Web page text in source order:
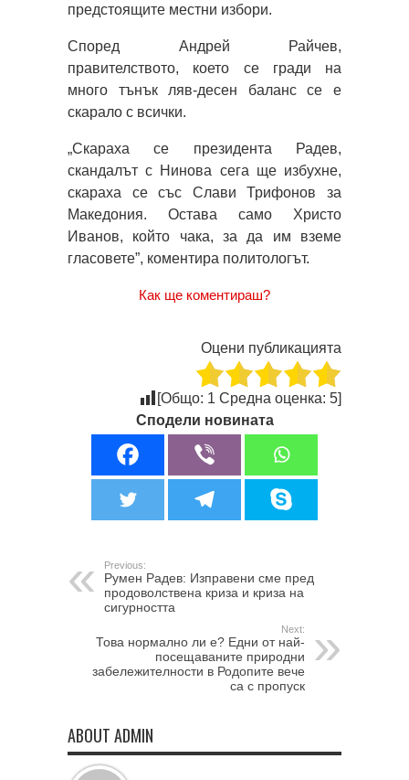
предстоящите местни избори.
Според Андрей Райчев,
правителството, което се гради на
много тънък ляв-десен баланс се е
скарало с всички.
„Скараха се президента Радев,
скандалът с Нинова сега ще избухне,
скараха се със Слави Трифонов за
Македония. Остава само Христо
Иванов, който чака, за да им вземе
гласовете”, коментира политологът.
Как ще коментираш?
Оцени публикацията
[Общо: 1 Средна оценка: 5]
Сподели новината
Previous:
Румен Радев: Изправени сме пред
продоволствена криза и криза на
сигурността
Next:
Това нормално ли е? Едни от най-
посещаваните природни
забележителности в Родопите вече
са с пропуск
ABOUT ADMIN